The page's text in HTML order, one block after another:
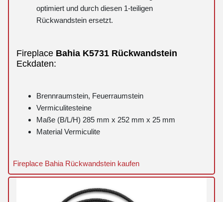
optimiert und durch diesen 1-teiligen
Rückwandstein ersetzt.
Fireplace Bahia K5731 Rückwandstein
Eckdaten:
Brennraumstein, Feuerraumstein
Vermiculitesteine
Maße (B/L/H) 285 mm x 252 mm x 25 mm
Material Vermiculite
Fireplace Bahia Rückwandstein kaufen